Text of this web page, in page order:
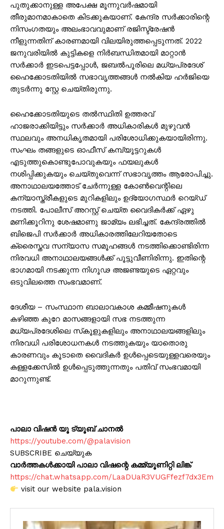
പുതുക്കാനുള്ള അപേക്ഷ മൂന്നുവർഷമായി
തീരുമാനമാകാതെ കിടക്കുകയാണ്. കേന്ദ്ര സര്‍ക്കാരിന്റെ
നിസംഗതയും അലംഭാവവുമാണ് രജിസ്ട്രേഷന്‍
നീളുന്നതിന് കാരണമായി വിലയിരുത്തപ്പെടുന്നത്. 2022
ജനുവരിയിൽ കുട്ടികളെ നിർബന്ധിതമായി മാറ്റാൻ
സർക്കാർ ഇടപെട്ടപ്പോൾ, ജബൽപൂരിലെ മധ്യപ്രദേശ്
ഹൈക്കോടതിയിൽ സഭാവൃത്തങ്ങള്‍ നല്‍കിയ ഹര്‍ജിയെ
തുടര്‍ന്നു സ്റ്റേ ചെയ്തിരുന്നു.
ഹൈക്കോടതിയുടെ തൽസ്ഥിതി ഉത്തരവ്
ഹാജരാക്കിയിട്ടും സർക്കാർ അധികാരികൾ മുഴുവൻ
സ്ഥലവും അനധികൃതമായി പരിശോധിക്കുകയായിരിന്നു.
സംഘം തങ്ങളുടെ ഓഫീസ് കമ്പ്യൂട്ടറുകൾ
എടുത്തുകൊണ്ടുപോവുകയും ഫയലുകൾ
നശിപ്പിക്കുകയും ചെയ്തുവെന്ന് സഭാവൃത്തം ആരോപിച്ചു.
അനാഥാലയത്തോട് ചേർന്നുള്ള കോൺവെന്റിലെ
കന്യാസ്ത്രീകളുടെ മുറികളിലും ഉദ്യോഗസ്ഥർ റെയ്ഡ്
നടത്തി. പോലീസ് അറസ്റ്റ് ചെയ്ത വൈദികർക്ക് ഏഴു
മണിക്കൂറിനു ശേഷമാണു ജാമ്യം ലഭിച്ചത്. കേന്ദ്രത്തില്‍
ബി‌ജെ‌പി സര്‍ക്കാര്‍ അധികാരത്തിലേറിയതോടെ
ക്രൈസ്തവ സന്യാസ സമൂഹങ്ങള്‍ നടത്തിക്കൊണ്ടിരിന്ന
നിരവധി അനാഥാലയങ്ങള്‍ക്ക് പൂട്ടുവീണിരിന്നു. ഇതിന്റെ
ഭാഗമായി നടക്കുന്ന നിഗൂഢ അജണ്ടയുടെ ഏറ്റവും
ഒടുവിലത്തെ സംഭവമാണ്.
ദേശീയ – സംസ്ഥാന ബാലാവകാശ കമ്മീഷനുകള്‍
കഴിഞ്ഞ കുറേ മാസങ്ങളായി സഭ നടത്തുന്ന
മധ്യപ്രദേശിലെ സ്‌കൂളുകളിലും അനാഥാലയങ്ങളിലും
നിരവധി പരിശോധനകൾ നടത്തുകയും യാതൊരു
കാരണവും കൂടാതെ വൈദികര്‍ ഉൾപ്പെടെയുള്ളവരെയും
കള്ളക്കേസില്‍ ഉള്‍പ്പെടുത്തുന്നതും പതിവ് സംഭവമായി
മാറുന്നുണ്ട്.
പാലാ വിഷൻ യൂ ട്യൂബ് ചാനൽ
https://youtube.com/@palavision
SUBSCRIBE ചെയ്യുക
വാർത്തകൾക്കായി പാലാ വിഷന്റെ കമ്മ്യൂണിറ്റി ലിങ്ക്
https://chat.whatsapp.com/LaaDUaR3VUGFfezf7dx3Em
visit our website pala.vision